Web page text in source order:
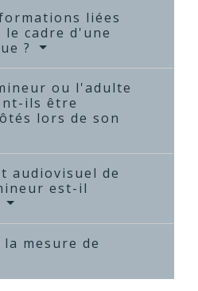
liées
cadre d'une
?
ou l'adulte
ils être
lors de son
audiovisuel de
est-il
mesure de